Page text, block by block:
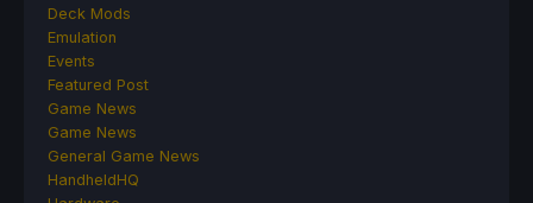
Deck Mods
Emulation
Events
Featured Post
Game News
Game News
General Game News
HandheldHQ